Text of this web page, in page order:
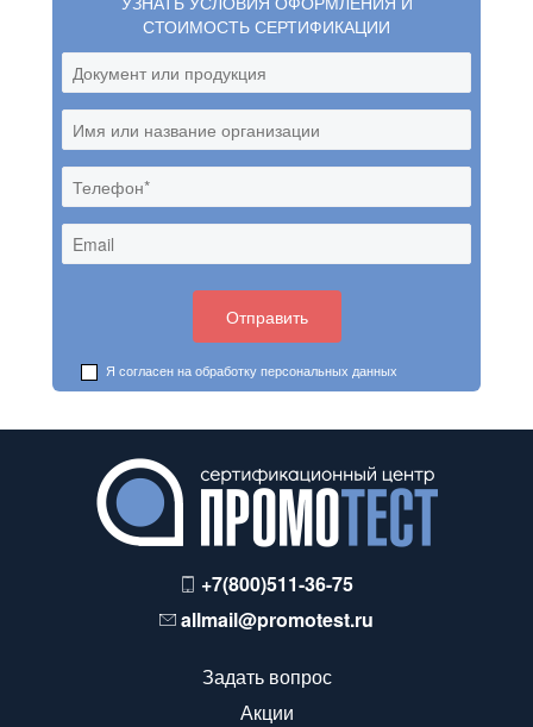
СТОИМОСТЬ СЕРТИФИКАЦИИ
Я согласен на обработкуперсональных данных
+7(800)511-36-75
allmail@promotest.ru
Задать вопрос
Акции